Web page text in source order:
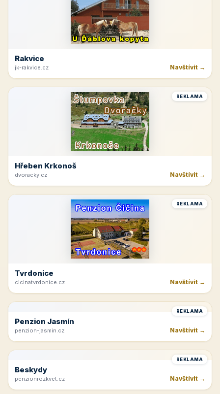
Rakvice
jk-rakvice.cz Navštívit →
REKLAMA
Hřeben Krkonoš
dvoracky.cz Navštívit →
REKLAMA
Tvrdonice
cicinatvrdonice.cz Navštívit →
REKLAMA
Penzion Jasmín
penzion-jasmin.cz Navštívit →
REKLAMA
Beskydy
penzionrozkvet.cz Navštívit →